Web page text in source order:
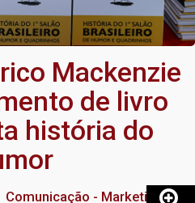
Mackenzie
de livro
história do
Comunicação - Marketing